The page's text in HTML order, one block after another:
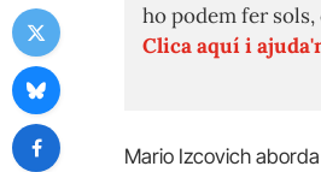
ho podem fer
Clica aquí i
Mario Izcovich